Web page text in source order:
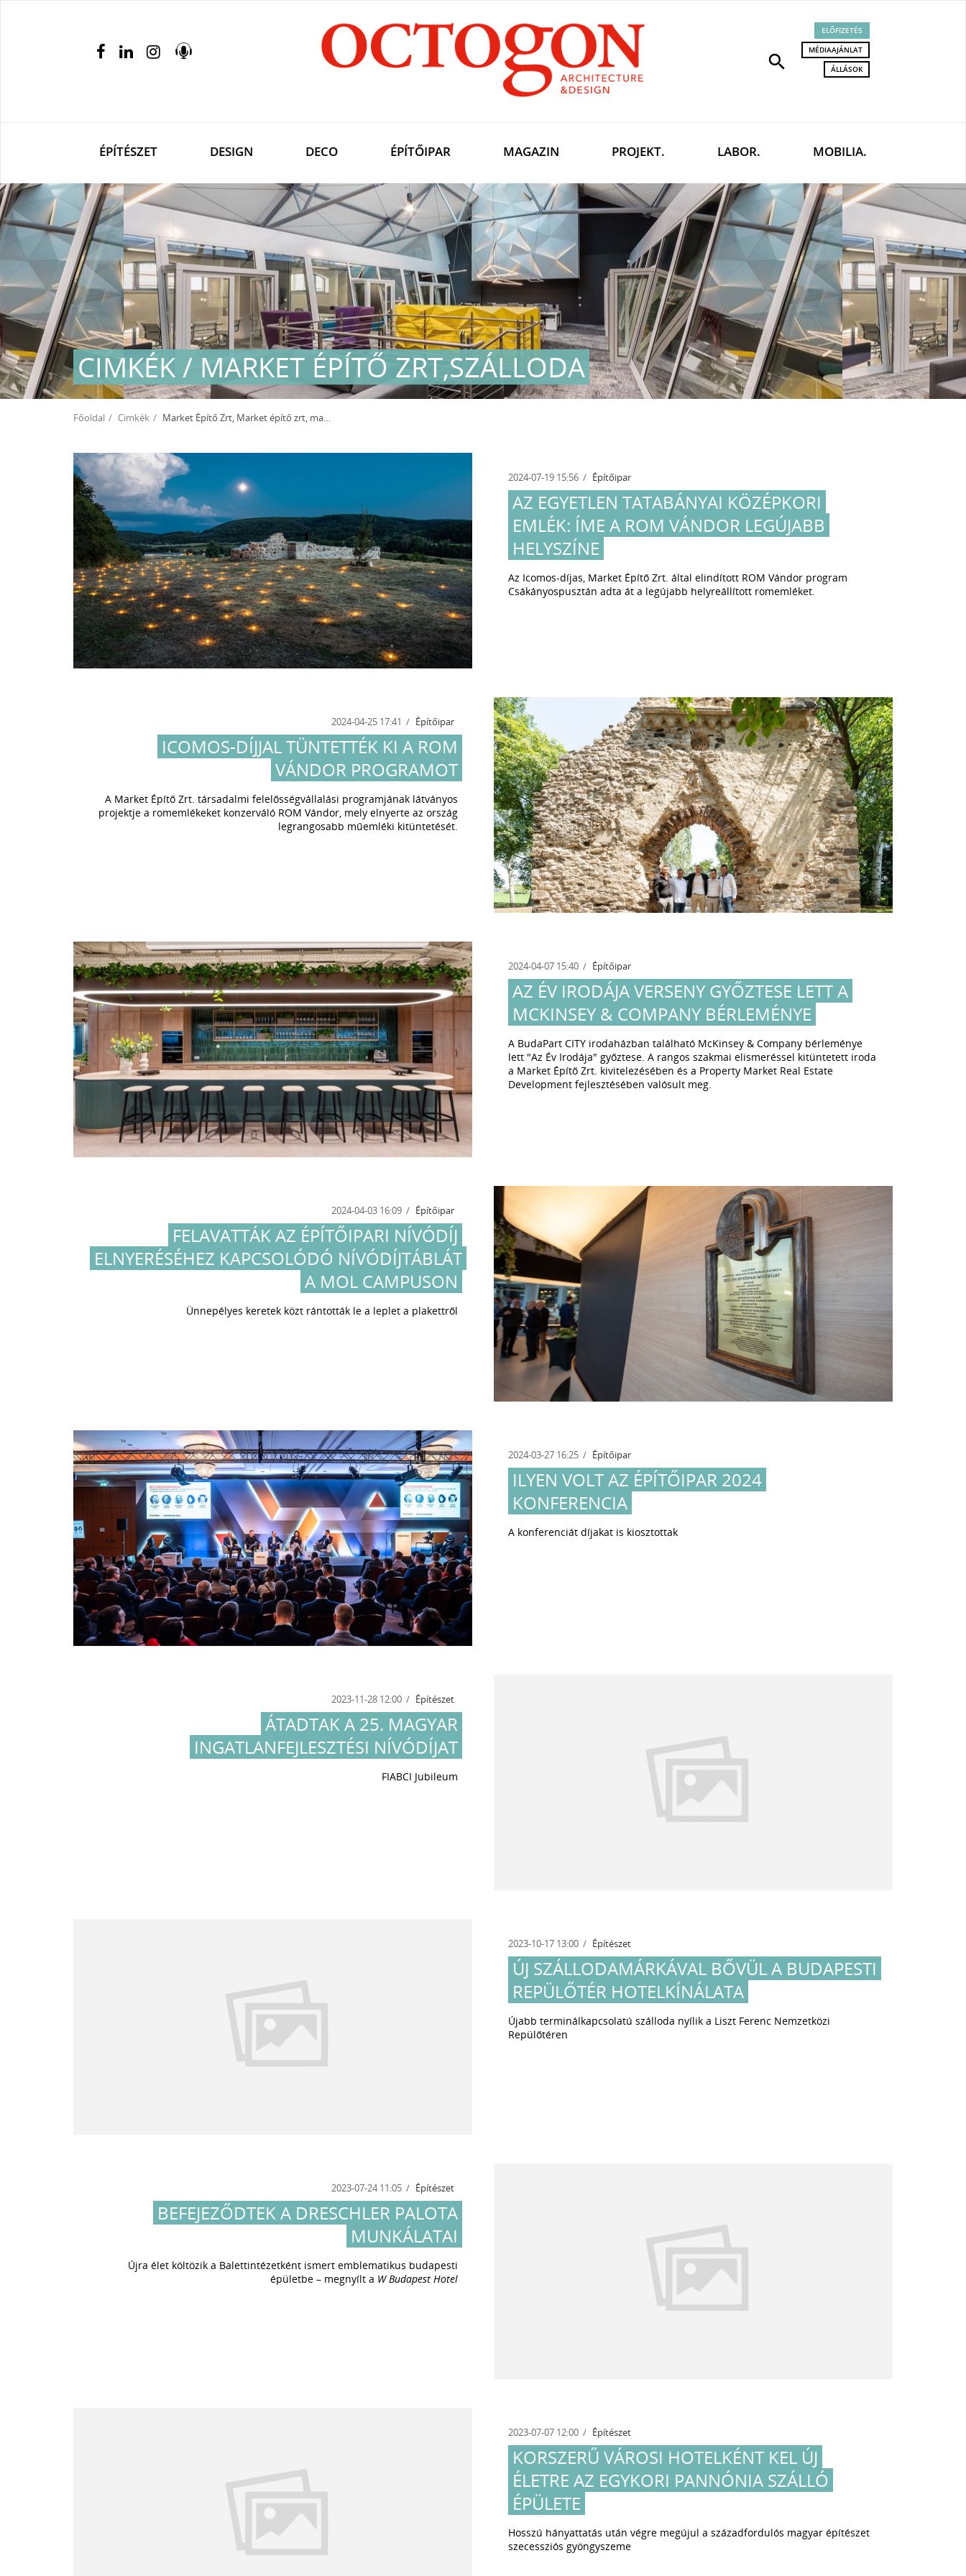
search
ELŐFIZETÉS
MÉDIAAJÁNLAT
ÁLLÁSOK
ÉPÍTÉSZET DESIGN DECO ÉPÍTŐIPAR MAGAZIN PROJEKT. LABOR. MOBILIA.
CIMKÉK / MARKET ÉPÍTŐ ZRT,SZÁLLODA
Főoldal Cimkék Market Építő Zrt, Market építő zrt, market építő zrt, szálloda
2024-07-19 15:56 Építőipar
AZ EGYETLEN TATABÁNYAI KÖZÉPKORI
EMLÉK: ÍME A ROM VÁNDOR LEGÚJABB
HELYSZÍNE
Az Icomos-díjas, Market Építő Zrt. által elindított ROM Vándor program
Csákányospusztán adta át a legújabb helyreállított romemléket.
2024-04-25 17:41 Építőipar
ICOMOS-DÍJJAL TÜNTETTÉK KI A ROM
VÁNDOR PROGRAMOT
A Market Építő Zrt. társadalmi felelősségvállalási programjának látványos
projektje a romemlékeket konzerváló ROM Vándor, mely elnyerte az ország
legrangosabb műemléki kitüntetését.
2024-04-07 15:40 Építőipar
AZ ÉV IRODÁJA VERSENY GYŐZTESE LETT A
MCKINSEY & COMPANY BÉRLEMÉNYE
A BudaPart CITY irodaházban található McKinsey & Company bérleménye
lett "Az Év Irodája" győztese. A rangos szakmai elismeréssel kitüntetett iroda
a Market Építő Zrt. kivitelezésében és a Property Market Real Estate
Development fejlesztésében valósult meg.
2024-04-03 16:09 Építőipar
FELAVATTÁK AZ ÉPÍTŐIPARI NÍVÓDÍJ
ELNYERÉSÉHEZ KAPCSOLÓDÓ NÍVÓDÍJTÁBLÁT
A MOL CAMPUSON
Ünnepélyes keretek közt rántották le a leplet a plakettről
2024-03-27 16:25 Építőipar
ILYEN VOLT AZ ÉPÍTŐIPAR 2024
KONFERENCIA
A konferenciát díjakat is kiosztottak
2023-11-28 12:00 Építészet
​​ÁTADTAK A 25. MAGYAR
INGATLANFEJLESZTÉSI NÍVÓDÍJAT
FIABCI Jubileum
2023-10-17 13:00 Építészet
ÚJ SZÁLLODAMÁRKÁVAL BŐVÜL A BUDAPESTI
REPÜLŐTÉR HOTELKÍNÁLATA
Újabb terminálkapcsolatú szálloda nyílik a Liszt Ferenc Nemzetközi
Repülőtéren
2023-07-24 11:05 Építészet
BEFEJEZŐDTEK A DRESCHLER PALOTA
MUNKÁLATAI
Újra élet költözik a Balettintézetként ismert emblematikus budapesti
épületbe – megnyílt a W Budapest Hotel
2023-07-07 12:00 Építészet
KORSZERŰ VÁROSI HOTELKÉNT KEL ÚJ
ÉLETRE AZ EGYKORI PANNÓNIA SZÁLLÓ
ÉPÜLETE
Hosszú hányattatás után végre megújul a századfordulós magyar építészet
szecessziós gyöngyszeme